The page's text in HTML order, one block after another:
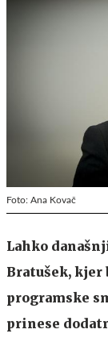
Foto: Ana Kovač
Lahko
Bratušek, kjer
programske
prinese